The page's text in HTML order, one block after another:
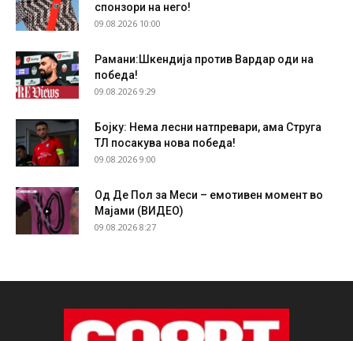
спонзори на него!
09.08.2026 10:00
Рамани:Шкендија против Вардар оди на
победа!
09.08.2026 9:29
Бојку: Нема лесни натпревари, ама Струга
ТЛ посакува нова победа!
09.08.2026 9:00
Од Де Пол за Меси – емотивен момент во
Мајами (ВИДЕО)
09.08.2026 8:27